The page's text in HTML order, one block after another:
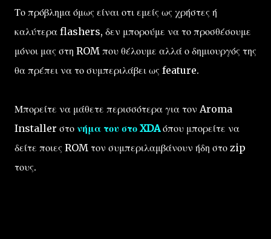
Το πρόβλημα όμως είναι οτι εμείς ως χρήστες ή
καλύτερα flashers, δεν μπορούμε να το προσθέσουμε
μόνοι μας στη ROM που θέλουμε αλλά ο δημιουργός της
θα πρέπει να το συμπεριλάβει ως feature.
Μπορείτε να μάθετε περισσότερα για τον Aroma
Installer στο νήμα του στο XDAόπου μπορείτε να
δείτε ποιες ROM τον συμπεριλαμβάνουν ήδη στο zip
τους.